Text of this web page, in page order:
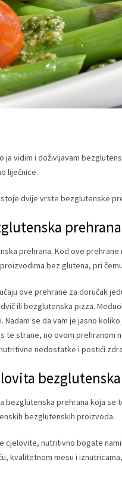
ja vidim i doživljavam
liječnice.
dvije vrste bezglutenske
prehrana
prehrana. Kod ove
bez glutena, pri
ove prehrane za doručak
ili bezglutenska pizza.
se da vam je jasno
te strane, no ovom
nedostatke i postići
bezglutenska prehrana koja
bezglutenskih proizvoda.
cjelovite, nutritivno bogate
kvalitetnom mesu i